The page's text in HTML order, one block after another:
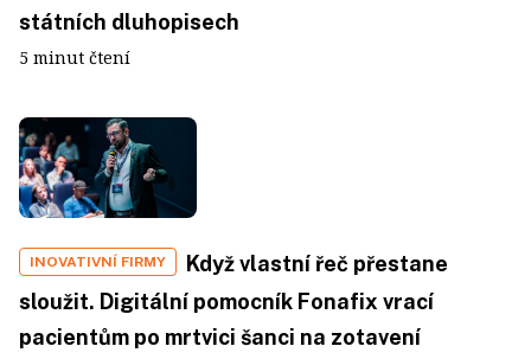
státních dluhopisech
5 minut čtení
INOVATIVNÍ FIRMY
Když vlastní řeč přestane
sloužit. Digitální pomocník Fonafix vrací
pacientům po mrtvici šanci na zotavení